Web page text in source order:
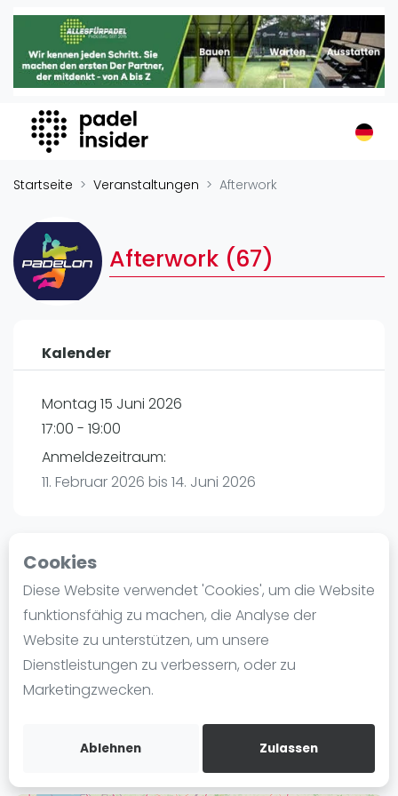
Cookies
Diese Website verwendet 'Cookies', um die Website
funktionsfähig zu machen, die Analyse der
Website zu unterstützen, um unsere
Dienstleistungen zu verbessern, oder zu
Marketingzwecken.
Ablehnen Zulassen
Padel Insider
Home
Organisationen
Buchungssysteme
Padel-Shops
Padelplatzbauer
Verschiedenes
Veranstaltungen
International
Ranking
Männer
Frauen
Blog
Die Geschichte von Padel
Regeln und Punktzählung
Padel Schläge
Video
Startseite Veranstaltungen Afterwork
Afterwork (67)
Kalender
Montag 15 Juni 2026
17:00 - 19:00
Anmeldezeitraum:
11. Februar 2026 bis 14. Juni 2026
Playtomic (Abgesagt))
Padelon Essen | Essen
Worringstr. 250a
45289Essen
Routebeschrijving